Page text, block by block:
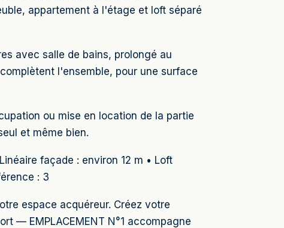
appartement à l'étage et loft séparé
avec salle de bains, prolongé au
l'ensemble, pour une surface
ou mise en location de la partie
et même bien.
façade : environ 12 m • Loft
: 3
espace acquéreur. Créez votre
— EMPLACEMENT N°1 accompagne